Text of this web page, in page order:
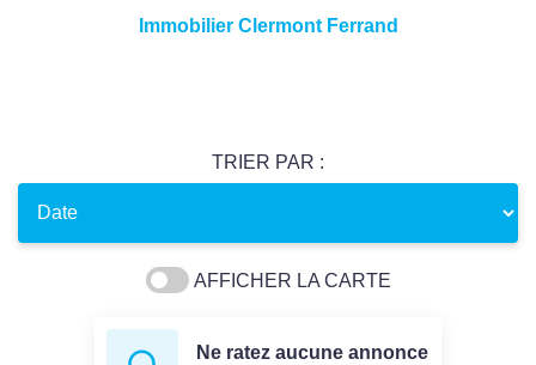
Immobilier Clermont Ferrand
TRIER PAR :
AFFICHER LA CARTE
Ne ratez aucune annonce